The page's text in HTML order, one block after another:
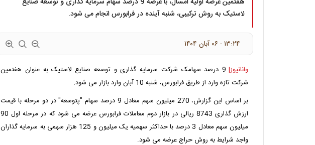
لاستیک به روش ترکیبی، شنبه آینده در فرابورس انجام می شود.
۱۳:۲۴ - ۰۶ آبان ۱۴۰۴
وانانیوز|
9 درصد سهامک شرکت سرمایه گذاری و توسعه صنایع لاستیک به عنوان هفتمین
شرکت تازه وارد از طریق فرابورس، شنبه 10 آبان وارد بازار می شود.
بر اساس این گزارش، 270 میلیون سهم معادل 9 درصد سهام "پتوسعه" در دو مرحله با
قیمت
ارز
ش گذاری 8743 ریالی در بازار دوم معاملات فرابورس عرضه می شود که در مرحله اول 90
میلیون سهم معادل 3 درصد با حداکثر سهمیه یک میلیون و 125 هزار سهمی به سرمایه گذاران
واجد شرایط به روش حراج عرضه می شود.